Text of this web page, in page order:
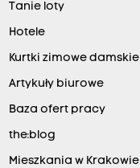
Tanie loty
Hotele
Kurtki zimowe damskie
Artykuły biurowe
Baza ofert pracy
the:blog
Mieszkania w Krakowie